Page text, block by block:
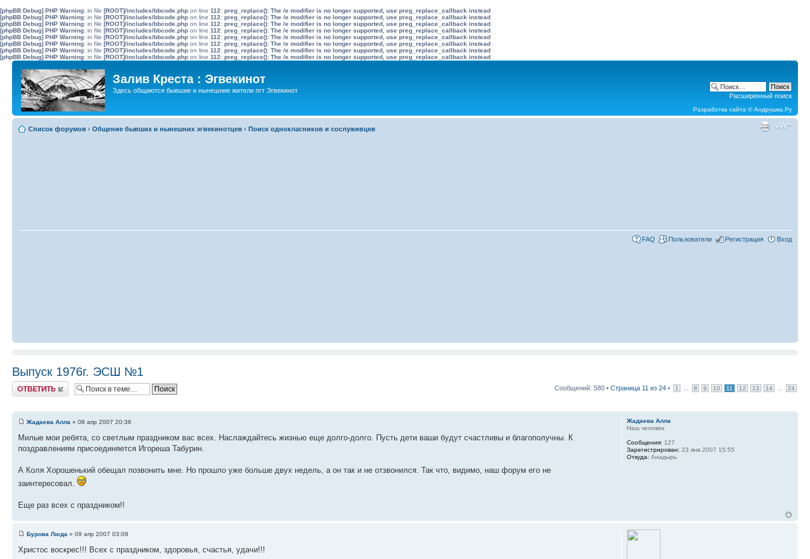
[phpBB Debug] PHP Warning: in file [ROOT]/includes/bbcode.php on line 112: preg_replace(): The /e modifier is no longer supported, use preg_replace_callback instead
[phpBB Debug] PHP Warning: in file [ROOT]/includes/bbcode.php on line 112: preg_replace(): The /e modifier is no longer supported, use preg_replace_callback instead
[phpBB Debug] PHP Warning: in file [ROOT]/includes/bbcode.php on line 112: preg_replace(): The /e modifier is no longer supported, use preg_replace_callback instead
[phpBB Debug] PHP Warning: in file [ROOT]/includes/bbcode.php on line 112: preg_replace(): The /e modifier is no longer supported, use preg_replace_callback instead
[phpBB Debug] PHP Warning: in file [ROOT]/includes/bbcode.php on line 112: preg_replace(): The /e modifier is no longer supported, use preg_replace_callback instead
[phpBB Debug] PHP Warning: in file [ROOT]/includes/bbcode.php on line 112: preg_replace(): The /e modifier is no longer supported, use preg_replace_callback instead
[phpBB Debug] PHP Warning: in file [ROOT]/includes/bbcode.php on line 112: preg_replace(): The /e modifier is no longer supported, use preg_replace_callback instead
[phpBB Debug] PHP Warning: in file [ROOT]/includes/bbcode.php on line 112: preg_replace(): The /e modifier is no longer supported, use preg_replace_callback instead
Залив Креста : Эгвекинот
Здесь общаются бывшие и нынешние жители пгт Эгвекинот
Расширенный поиск
Разработка сайта ©Андрушка.Ру
Список форумов ‹ Общение бывших и нынешних эгвекинотцев ‹ Поиск однокласников и сослуживцев
FAQ Пользователи Регистрация Вход
Выпуск 1976г. ЭСШ №1
Ответить Сообщений: 580 • Страница 11 из 24 • 1 8 9 10 11 12 13 14 24
Жадаева Алла » 08 апр 2007 20:36
Милые мои ребята, со светлым праздником вас всех. Наслаждайтесь жизнью еще долго-долго. Пусть дети ваши будут счастливы и благополучны. К
поздравлениям присоединяется Игореша Табурин.
А Коля Хорошенький обещал позвонить мне. Но прошло уже больше двух недель, а он так и не отзвонился. Так что, видимо, наш форум его не
заинтересовал.
Еще раз всех с праздником!!
Жадаева Алла
Наш человек
Сообщения: 127
Зарегистрирован: 23 янв 2007 15:55
Откуда: Анадырь
Бурова Люда » 09 апр 2007 03:09
Христос воскрес!!! Всех с праздником, здоровья, счастья, удачи!!!